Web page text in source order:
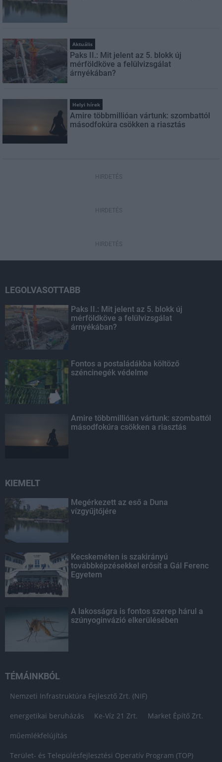
Aktuális
Paks II.: Mit jelent az 5. blokk új
mérföldköve a felülvizsgálat
árnyékában?
Helyi hírek
Amire többmillióan vártunk: szombattól
másodfokúra csökken a riasztás
HIRDETÉS
HIRDETÉS
HIRDETÉS
LEGOLVASOTTABB
Paks II.: Mit jelent az 5. blokk új
mérföldköve a felülvizsgálat
árnyékában?
Fontos a postaládákba költöző
széncinegék védelme
Amire többmillióan vártunk: szombattól
másodfokúra csökken a riasztás
KIEMELT
Megérkezett az eső a Duna
vízgyűjtőjére
Kecskeméten is szakirányú
továbbképzésekkel erősít a Gál Ferenc
Egyetem
A lakosságra is fontos szerep hárul a
szúnyoginvázió elkerülésében
TÉMÁINKBÓL
Nemzeti Infrastruktúra Fejlesztő Zrt. (NIF)
energetikai beruházás Ke-Víz 21 Zrt. Market Építő Zrt.
műemlékfelújítás
Terület- és Településfejlesztési Operatív Program (TOP)